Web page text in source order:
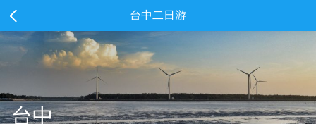
台中二日游
台中